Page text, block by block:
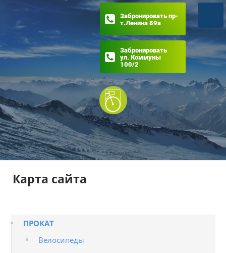
Забронировать пр-
т.Ленина 89а
Забронировать
ул. Коммуны
100/2
Карта сайта
ПРОКАТ
Велосипеды